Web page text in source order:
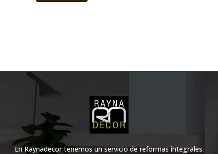
En Raynadecor tenemos un servicio de reformas integrales.